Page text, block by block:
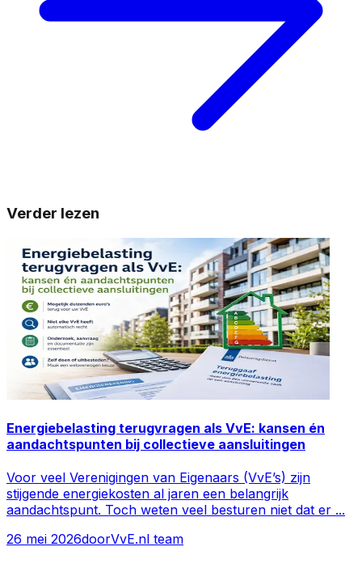
Verder lezen
Energiebelasting terugvragen als VvE: kansen én
aandachtspunten bij collectieve aansluitingen
Voor veel Verenigingen van Eigenaars (VvE’s) zijn
stijgende energiekosten al jaren een belangrijk
aandachtspunt. Toch weten veel besturen niet dat er ...
26 mei 2026doorVvE.nl team